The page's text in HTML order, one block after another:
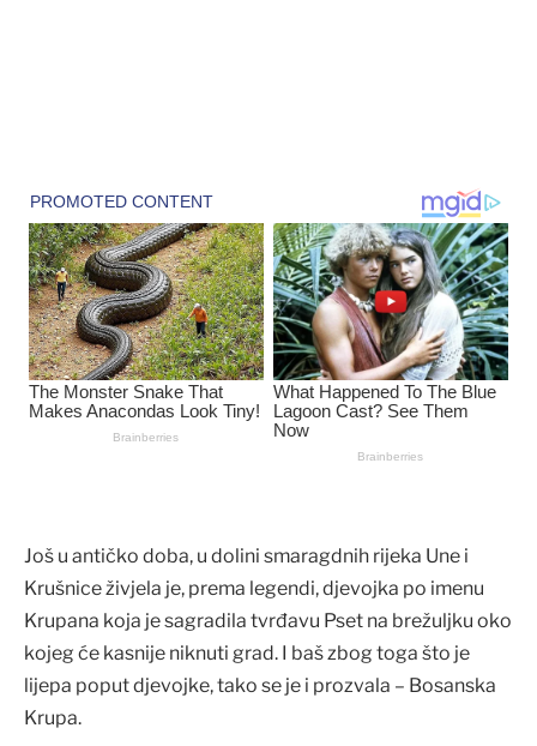
Još u antičko doba, u dolini smaragdnih rijeka Une i
Krušnice živjela je, prema legendi, djevojka po imenu
Krupana koja je sagradila tvrđavu Pset na brežuljku oko
kojeg će kasnije niknuti grad. I baš zbog toga što je
lijepa poput djevojke, tako se je i prozvala – Bosanska
Krupa.